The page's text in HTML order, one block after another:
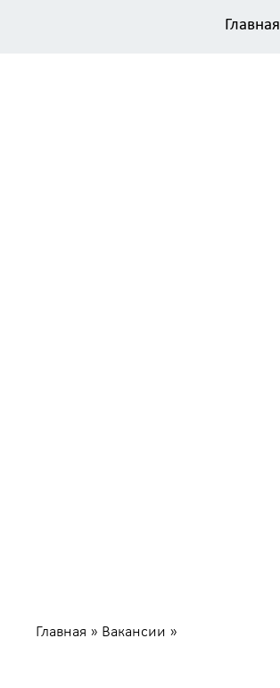
Главная
Главная » Вакансии »